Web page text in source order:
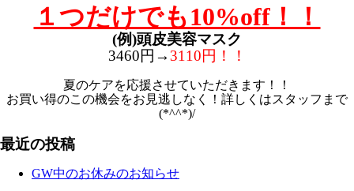
１つだけでも10%off！！
(例)頭皮美容マスク
3460円→ 3110円！！
夏のケアを応援させていただきます！！
お買い得のこの機会をお見逃しなく！詳しくはスタッフまで
(*^^*)/
最近の投稿
GW中のお休みのお知らせ